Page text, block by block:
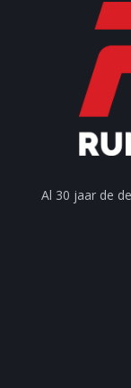
Al 30 jaar de